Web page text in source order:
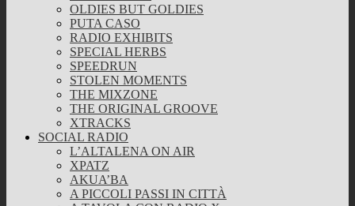
OLDIES BUT GOLDIES
PUTA CASO
RADIO EXHIBITS
SPECIAL HERBS
SPEEDRUN
STOLEN MOMENTS
THE MIXZONE
THE ORIGINAL GROOVE
XTRACKS
SOCIAL RADIO
L’ALTALENA ON AIR
XPATZ
AKUA’BA
A PICCOLI PASSI IN CITTÀ